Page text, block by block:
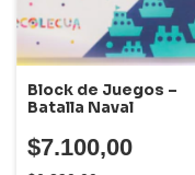
Block de Juegos –
Batalla Naval
$7.100,00